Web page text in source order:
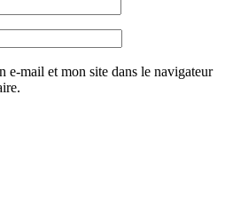
e-mail et mon site dans le navigateur